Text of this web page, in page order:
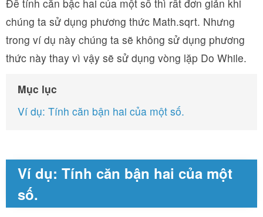
Để tính căn bậc hai của một số thì rất đơn giản khi
chúng ta sử dụng phương thức Math.sqrt. Nhưng
trong ví dụ này chúng ta sẽ không sử dụng phương
thức này thay vì vậy sẽ sử dụng vòng lặp Do While.
Mục lục
Ví dụ: Tính căn bận hai của một số.
Ví dụ: Tính căn bận hai của một
số.